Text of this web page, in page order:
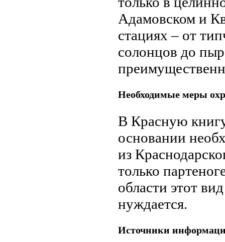
Адамовском и
стациях – от
солонцов до
Необходимые меры
В Красную
основании
из
только
области этот
нуждается.
Источники